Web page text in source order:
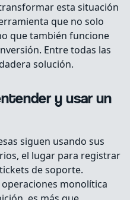
esta situación
que no solo
que también funcione
Entre todas las
solución.
y usar un
siguen usando sus
el lugar para registrar
de soporte.
monolítica